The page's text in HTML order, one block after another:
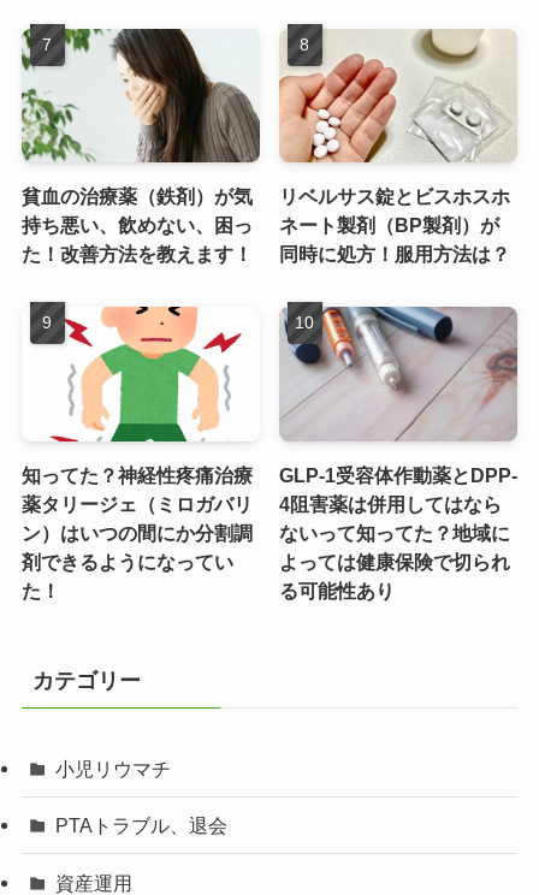
貧血の治療薬（鉄剤）が気
持ち悪い、飲めない、困っ
た！改善方法を教えます！
リベルサス錠とビスホスホ
ネート製剤（BP製剤）が
同時に処方！服用方法は？
知ってた？神経性疼痛治療
薬タリージェ（ミロガバリ
ン）はいつの間にか分割調
剤できるようになってい
た！
GLP-1受容体作動薬とDPP-
4阻害薬は併用してはなら
ないって知ってた？地域に
よっては健康保険で切られ
る可能性あり
カテゴリー
小児リウマチ
PTAトラブル、退会
資産運用